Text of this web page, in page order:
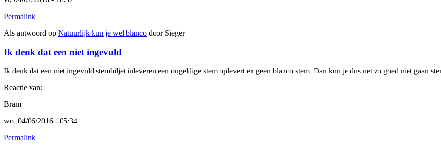
Permalink
Als antwoord op Natuurlijk kun je wel blanco door Sieger
Ik denk dat een niet ingevuld
Ik denk dat een niet ingevuld stembiljet inleveren een ongeldige stem oplevert en geen blanco stem. Dan kun je dus net zo goed niet gaan
Reactie van:
Bram
wo, 04/06/2016 - 05:34
Permalink